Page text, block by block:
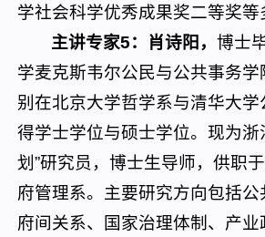
学社会科学优秀成果奖二等奖等
主讲专家5：肖诗阳，博士
学麦克斯韦尔公民与公共事务
别在北京大学哲学系与清华大
得学士学位与硕士学位。现为浙
划”研究员，博士生导师，供职
府管理系。主要研究方向包括
府间关系、国家治理体制、产业